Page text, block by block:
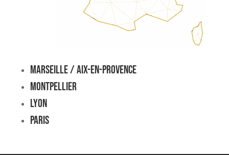
Marseille / Aix-en-Provence
Montpellier
Lyon
Paris